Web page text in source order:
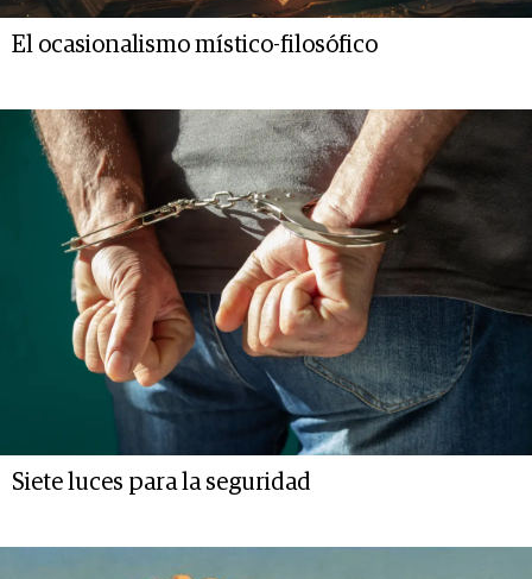
El ocasionalismo místico-filosófico
Siete luces para la seguridad